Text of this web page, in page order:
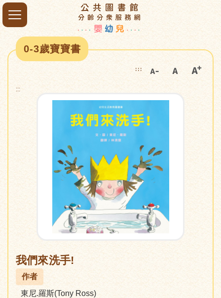
0-3歲寶寶書
:::
:::
我們來洗手!
作者
東尼.羅斯(Tony Ross)